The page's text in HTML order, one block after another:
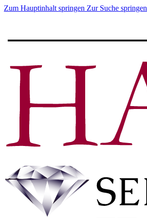
Zum Hauptinhalt springen Zur Suche springen